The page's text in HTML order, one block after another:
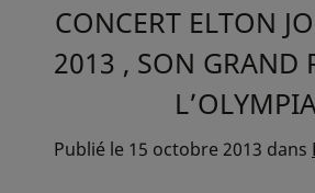
CONCERT ELTON
2013 , SON GRAND
Publié le 15 octobre 2013 dans